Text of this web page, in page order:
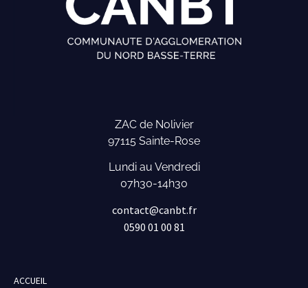
ZAC de Nolivier
97115 Sainte-Rose
Lundi au Vendredi
07h30-14h30
contact@canbt.fr
0590 01 00 81
ACCUEIL